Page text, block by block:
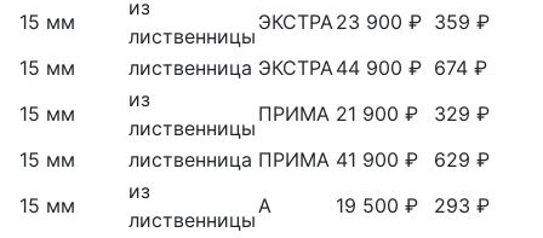
15 мм
из
лиственницы
ЭКСТРА23 900 ₽ 359 ₽
15 мм
лиственница ЭКСТРА44 900 ₽ 674 ₽
15 мм
из
лиственницы
ПРИМА 21 900 ₽
329 ₽
15 мм
лиственница ПРИМА 41 900 ₽
629 ₽
15 мм
из
лиственницы
А 19 500 ₽
293 ₽